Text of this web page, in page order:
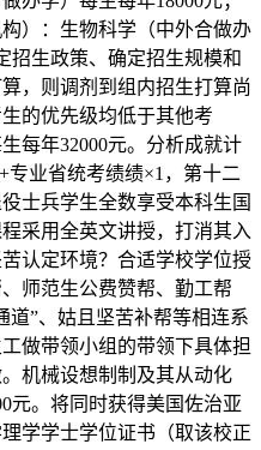
）：生物科学（中外合做办
招生政策、确定招生规模和
，则调剂到组内招生打算尚
的优先级均低于其他考
每年32000元。分析成就计
专业省统考绩绩×1，第十二
士兵学生全数享受本科生国
采用全英文讲授，打消其入
认定环境？合适学校学位授
师范生公费赞帮、勤工帮
道”、姑且坚苦补帮等相连系
做带领小组的带领下具体担
机械设想制制及其从动化
元。将同时获得美国佐治亚
学学士学位证书（取该校正